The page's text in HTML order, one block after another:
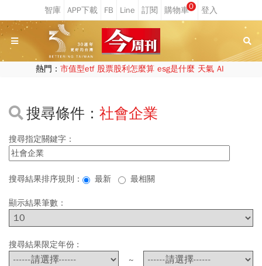
0
熱門： 市值型etf 股票股利怎麼算 esg是什麼 天氣 AI
搜尋條件： 社會企業
搜尋指定關鍵字：
搜尋結果排序規則： 最新 最相關
顯示結果筆數：
搜尋結果限定年份 :
~